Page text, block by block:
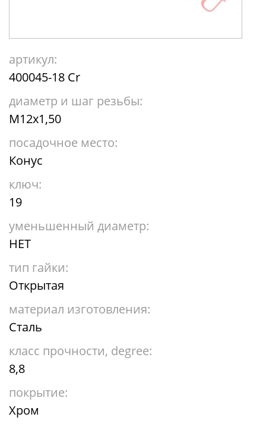
артикул:
400045-18 Cr
диаметр и шаг резьбы:
М12х1,50
посадочное место:
Конус
ключ:
19
уменьшенный диаметр:
НЕТ
тип гайки:
Открытая
материал изготовления:
Сталь
класс прочности, degree:
8,8
покрытие:
Хром